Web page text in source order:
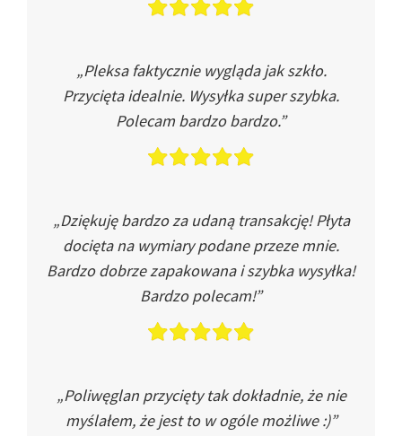
„Pleksa faktycznie wygląda jak szkło.
Przycięta idealnie. Wysyłka super szybka.
Polecam bardzo bardzo.”
„Dziękuję bardzo za udaną transakcję! Płyta
docięta na wymiary podane przeze mnie.
Bardzo dobrze zapakowana i szybka wysyłka!
Bardzo polecam!”
„Poliwęglan przycięty tak dokładnie, że nie
myślałem, że jest to w ogóle możliwe :)”